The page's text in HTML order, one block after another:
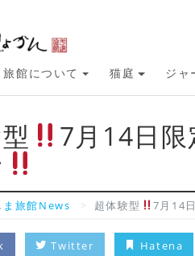
旅館について 猫庭 ジャ
7月14日限
ま旅館News 超体験型 7月14
Twitter Hatena